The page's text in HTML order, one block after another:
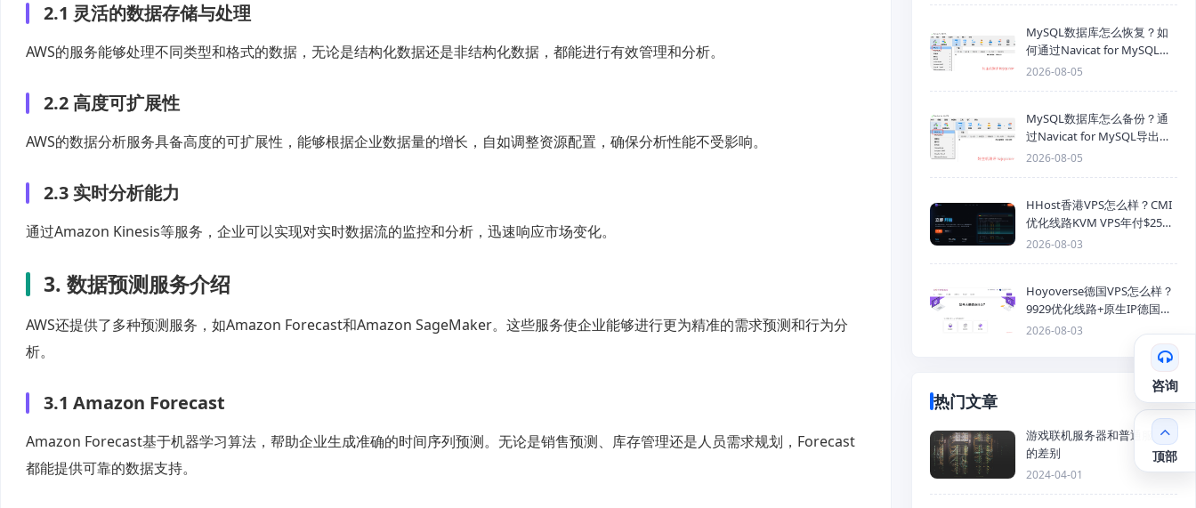
2.1 灵活的数据存储与处理
AWS的服务能够处理不同类型和格式的数据，无论是结构化数据还是非结构化数据，都能进行有效管理和分析。
2.2 高度可扩展性
AWS的数据分析服务具备高度的可扩展性，能够根据企业数据量的增长，自如调整资源配置，确保分析性能不受影响。
2.3 实时分析能力
通过Amazon Kinesis等服务，企业可以实现对实时数据流的监控和分析，迅速响应市场变化。
3. 数据预测服务介绍
AWS还提供了多种预测服务，如Amazon Forecast和Amazon SageMaker。这些服务使企业能够进行更为精准的需求预测和行为分
析。
3.1 Amazon Forecast
Amazon Forecast基于机器学习算法，帮助企业生成准确的时间序列预测。无论是销售预测、库存管理还是人员需求规划，Forecast
都能提供可靠的数据支持。
MySQL数据库怎么恢复？如
何通过Navicat for MySQL导
入SQL备份文件
2026-08-05
MySQL数据库怎么备份？通
过Navicat for MySQL导出
Mysql数据库为SQL格式备份
2026-08-05
HHost香港VPS怎么样？CMI
优化线路KVM VPS年付$25
起，4GB内存优惠套餐
2026-08-03
Hoyoverse德国VPS怎么样？
9929优化线路+原生IP德国
KVM VPS推荐
2026-08-03
热门文章
游戏联机服务器和普通服务器
的差别
2024-04-01
咨询
顶部